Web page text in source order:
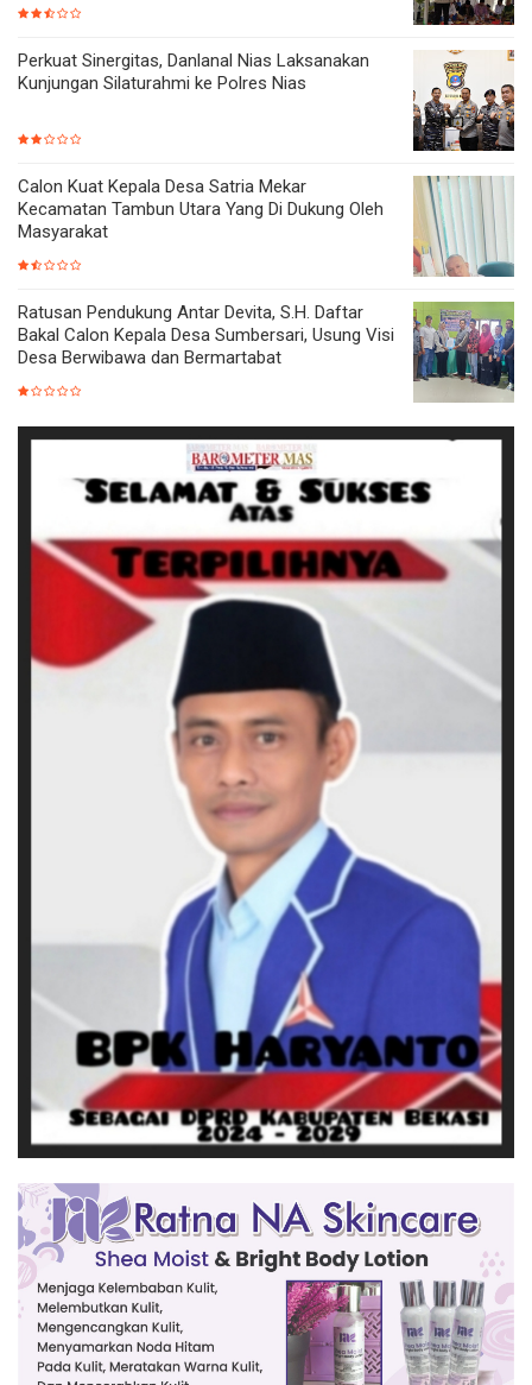
Perkuat Sinergitas, Danlanal Nias Laksanakan
Kunjungan Silaturahmi ke Polres Nias
Calon Kuat Kepala Desa Satria Mekar
Kecamatan Tambun Utara Yang Di Dukung Oleh
Masyarakat
Ratusan Pendukung Antar Devita, S.H. Daftar
Bakal Calon Kepala Desa Sumbersari, Usung Visi
Desa Berwibawa dan Bermartabat